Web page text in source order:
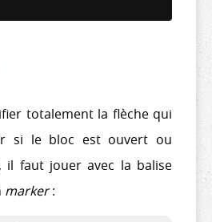
totalement la flèche qui
si le bloc est ouvert ou
il faut jouer avec la balise
marker: